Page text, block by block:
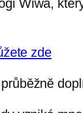
Wiwa,
zde